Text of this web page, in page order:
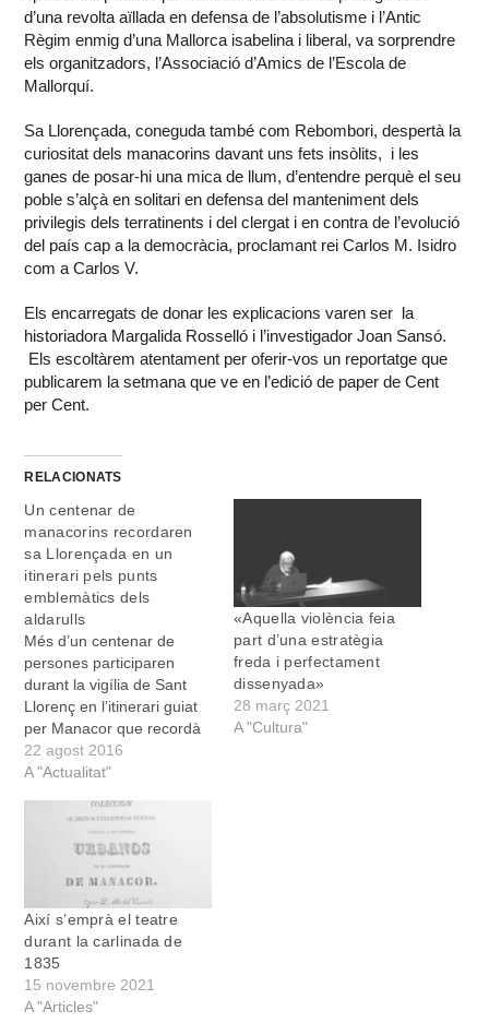
d’una revolta aïllada en defensa de l’absolutisme i l’Antic
Règim enmig d’una Mallorca isabelina i liberal, va sorprendre
els organitzadors, l’Associació d’Amics de l’Escola de
Mallorquí.
Sa Llorençada, coneguda també com Rebombori, despertà la
curiositat dels manacorins davant uns fets insòlits, i les
ganes de posar-hi una mica de llum, d’entendre perquè el seu
poble s’alçà en solitari en defensa del manteniment dels
privilegis dels terratinents i del clergat i en contra de l’evolució
del país cap a la democràcia, proclamant rei Carlos M. Isidro
com a Carlos V.
Els encarregats de donar les explicacions varen ser la
historiadora Margalida Rosselló i l’investigador Joan Sansó.
Els escoltàrem atentament per oferir-vos un reportatge que
publicarem la setmana que ve en l’edició de paper de Cent
per Cent.
RELACIONATS
Un centenar de
manacorins recordaren
sa Llorençada en un
itinerari pels punts
emblemàtics dels
aldarulls
Més d’un centenar de
persones participaren
durant la vigília de Sant
Llorenç en l’itinerari guiat
per Manacor que recordà
sa Llorençada,
l’aixecament carlí
d’agost de l’any 1835.
L’interès dels manacorins
per conèixer millor aquest
episodi del passat que
convertí Manacor en
protagonista d’una revolta
aïllada…
22 agost 2016
A "Actualitat"
«Aquella violència feia
part d’una estratègia
freda i perfectament
dissenyada»
28 març 2021
A "Cultura"
Així s’emprà el teatre
durant la carlinada de
1835
15 novembre 2021
A "Articles"